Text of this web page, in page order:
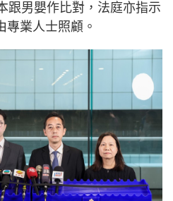
跟男嬰作比對，法庭亦指示
專業人士照顧。